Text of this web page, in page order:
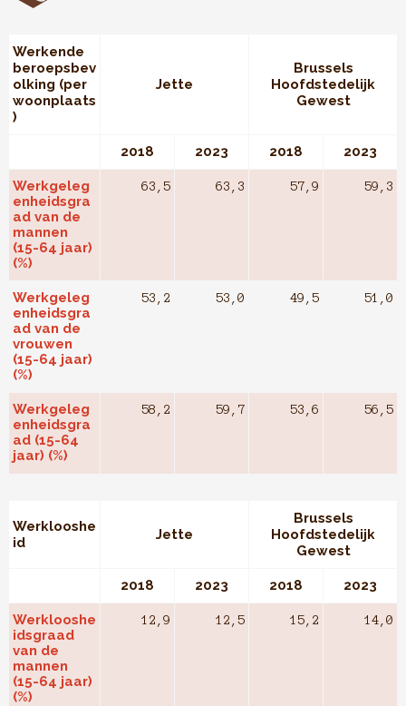
Werkende
beroepsbev
olking (per
woonplaats
)
Jette
Brussels
Hoofdstedelijk
Gewest
2018 2023 2018 2023
Werkgeleg
enheidsgra
ad van de
mannen
(15-64 jaar)
(%)
63,5 63,3 57,9 59,3
Werkgeleg
enheidsgra
ad van de
vrouwen
(15-64 jaar)
(%)
53,2 53,0 49,5 51,0
Werkgeleg
enheidsgra
ad (15-64
jaar) (%)
58,2 59,7 53,6 56,5
Werklooshe
id
Jette
Brussels
Hoofdstedelijk
Gewest
2018 2023 2018 2023
Werklooshe
idsgraad
van de
mannen
(15-64 jaar)
(%)
12,9 12,5 15,2 14,0